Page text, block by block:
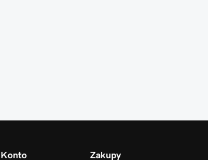
Konto Zakupy